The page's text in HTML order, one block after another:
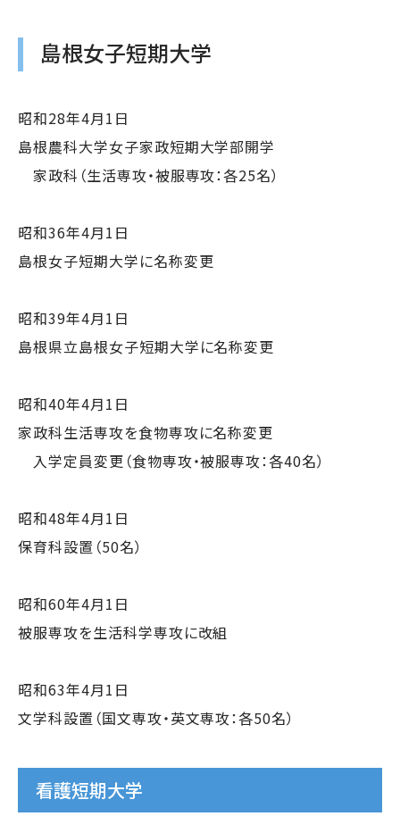
島根女子短期大学
昭和28年4月1日
島根農科大学女子家政短期大学部開学
家政科（生活専攻・被服専攻：各25名）
昭和36年4月1日
島根女子短期大学に名称変更
昭和39年4月1日
島根県立島根女子短期大学に名称変更
昭和40年4月1日
家政科生活専攻を食物専攻に名称変更
入学定員変更（食物専攻・被服専攻：各40名）
昭和48年4月1日
保育科設置（50名）
昭和60年4月1日
被服専攻を生活科学専攻に改組
昭和63年4月1日
文学科設置（国文専攻・英文専攻：各50名）
看護短期大学